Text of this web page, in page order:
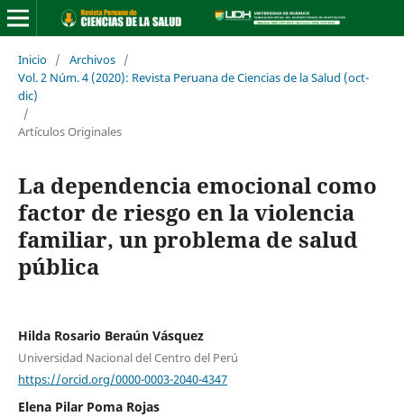
Inicio / Archivos /
Vol. 2 Núm. 4 (2020): Revista Peruana de Ciencias de la Salud (oct-
dic)
/
Artículos Originales
La dependencia emocional como
factor de riesgo en la violencia
familiar, un problema de salud
pública
Hilda Rosario Beraún Vásquez
Universidad Nacional del Centro del Perú
https://orcid.org/0000-0003-2040-4347
Elena Pilar Poma Rojas